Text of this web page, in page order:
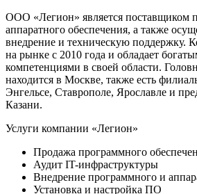
ООО «Легион» является поставщиком
аппаратного обеспечения, а также
внедрение и техническую поддержку.
на рынке с 2010 года и обладает
компетенциями в своей области.
находится в Москве, также есть
Энгельсе, Ставрополе, Ярославле и
Казани.
Услуги компании «Легион»
Продажа программного
Аудит IT-инфраструктуры
Внедрение программного и
Установка и настройка ПО